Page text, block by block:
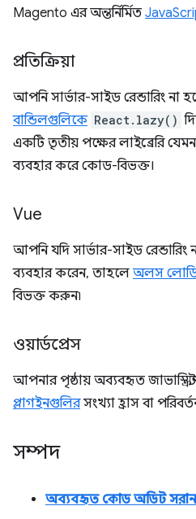
Magento এর অন্তর্নির্মিত
প্রতিক্রিয়া
আপনি সার্ভার-সাইড রেন্ডারিং না
বান্ডিলগুলিকে React.lazy()
একটি তৃতীয় পক্ষের লাইব্রেরি যেমন
ব্যবহার করে কোড-বিভক্ত।
Vue
আপনি যদি সার্ভার-সাইড রেন্ডারিং
ব্যবহার করেন, তাহলে অলস
বিভক্ত করুন৷
ওয়ার্ডপ্রেস
আপনার পৃষ্ঠায় অব্যবহৃত
প্লাগইনগুলিরসংখ্যা হ্রাস বা
সম্পদ
অব্যবহৃত কোড অডিট সরান